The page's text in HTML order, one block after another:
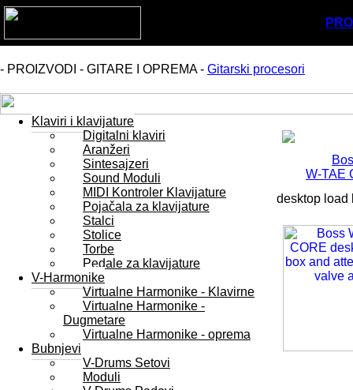
- PROIZVODI - GITARE I OPREMA - Gitarski procesori
Klaviri i klavijature
Digitalni klaviri
Aranžeri
Sintesajzeri
Sound Moduli
MIDI Kontroler Klavijature
Pojačala za klavijature
Stalci
Stolice
Torbe
Pedale za klavijature
V-Harmonike
Virtualne Harmonike - Klavirne
Virtualne Harmonike -
Dugmetare
Virtualne Harmonike - oprema
Bubnjevi
V-Drums Setovi
Moduli
W-TAE
desktop load